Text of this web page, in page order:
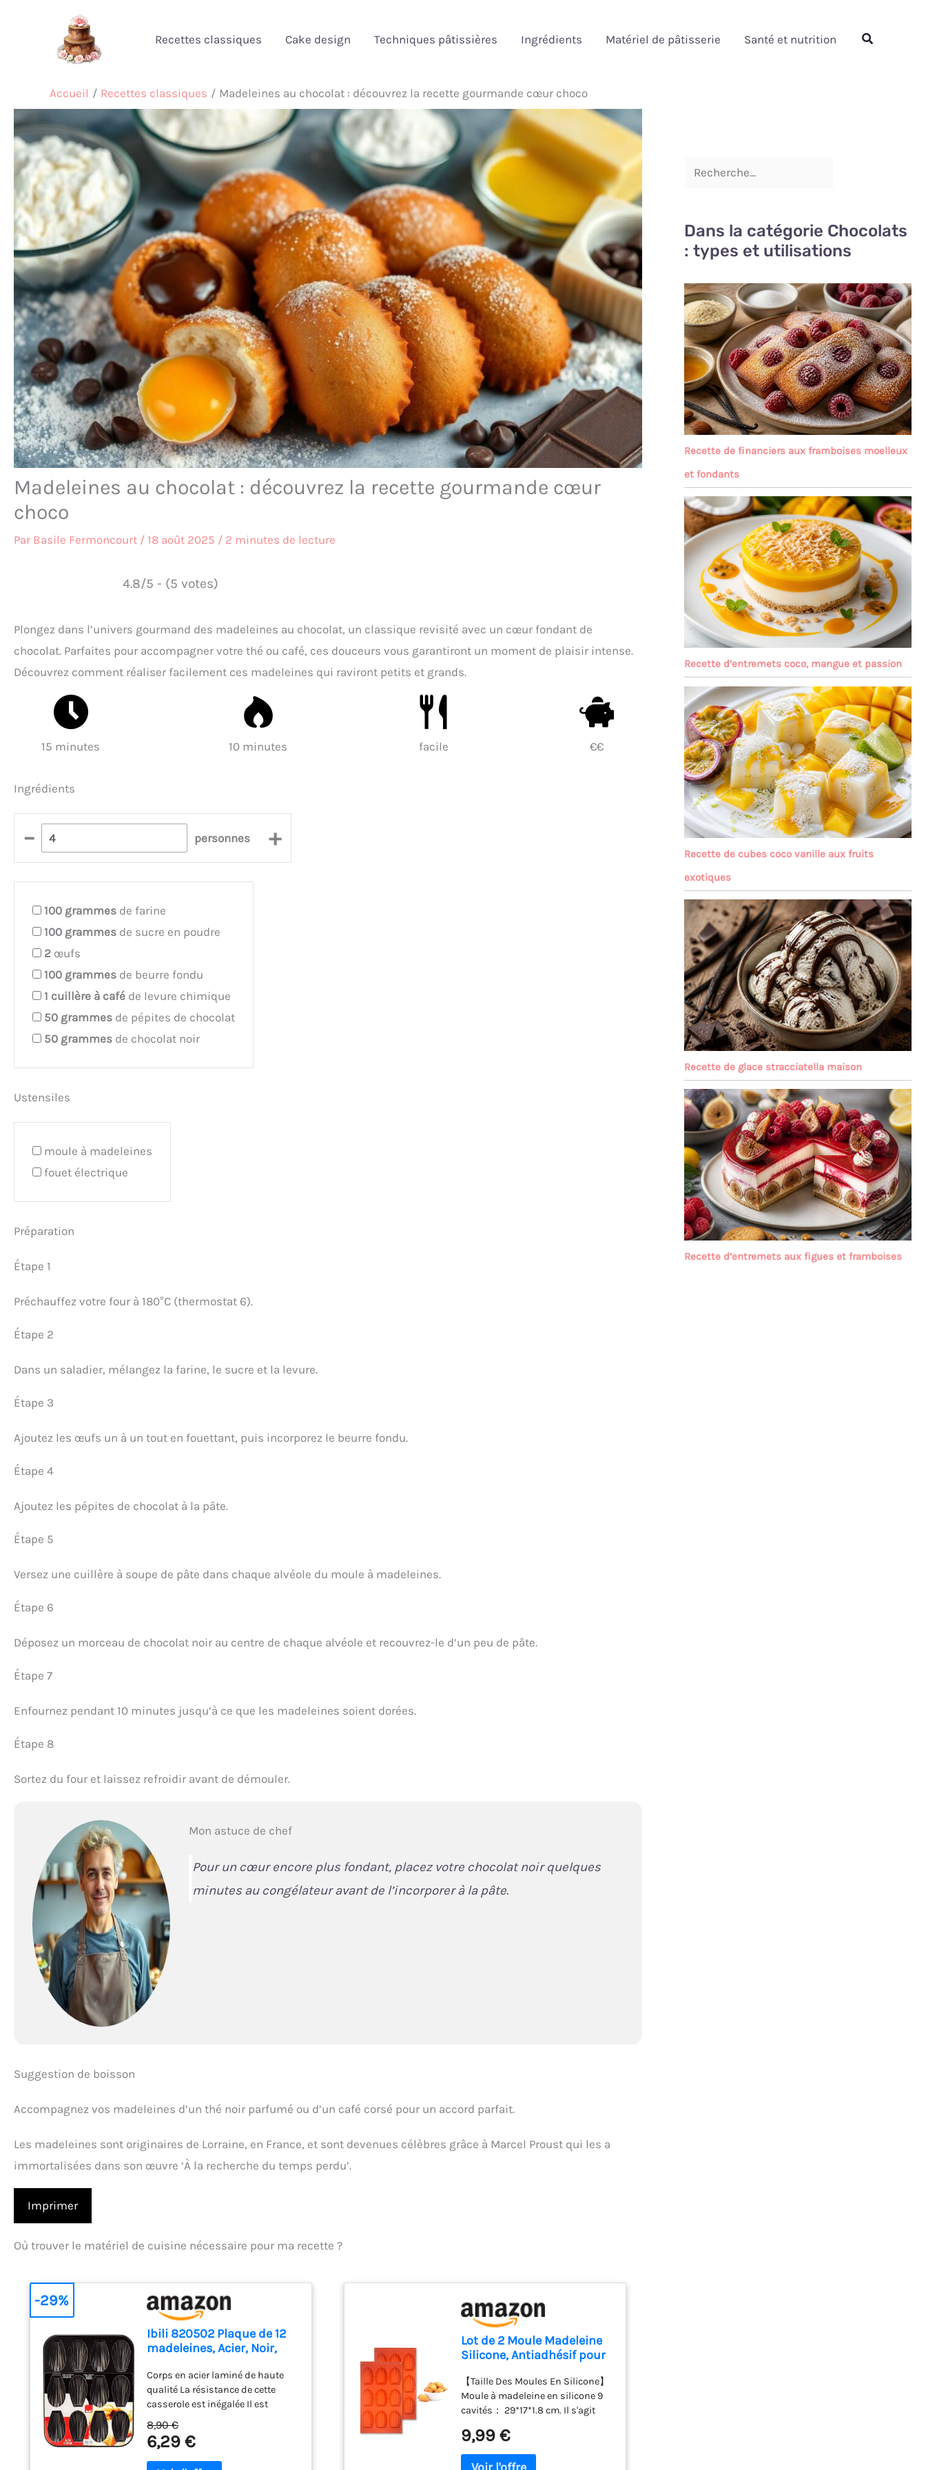
Recettes classiques Cake design Techniques pâtissières Ingrédients Matériel de pâtisserie Santé et nutrition Rechercher
Accueil Recettes classiques Madeleines au chocolat : découvrez la recette gourmande cœur choco
Madeleines au chocolat : découvrez la recette gourmande cœur
choco
Par Basile Fermoncourt / 18 août 2025 / 2 minutes de lecture
4.8/5 - (5 votes)
Plongez dans l’univers gourmand des madeleines au chocolat, un classique revisité avec un cœur fondant de
chocolat. Parfaites pour accompagner votre thé ou café, ces douceurs vous garantiront un moment de plaisir intense.
Découvrez comment réaliser facilement ces madeleines qui raviront petits et grands.
15 minutes 10 minutes facile €€
Ingrédients
– personnes +
100 grammes de farine
100 grammes de sucre en poudre
2 œufs
100 grammes de beurre fondu
1 cuillère à café de levure chimique
50 grammes de pépites de chocolat
50 grammes de chocolat noir
Ustensiles
moule à madeleines
fouet électrique
Préparation
Étape 1
Préchauffez votre four à 180°C (thermostat 6).
Étape 2
Dans un saladier, mélangez la farine, le sucre et la levure.
Étape 3
Ajoutez les œufs un à un tout en fouettant, puis incorporez le beurre fondu.
Étape 4
Ajoutez les pépites de chocolat à la pâte.
Étape 5
Versez une cuillère à soupe de pâte dans chaque alvéole du moule à madeleines.
Étape 6
Déposez un morceau de chocolat noir au centre de chaque alvéole et recouvrez-le d’un peu de pâte.
Étape 7
Enfournez pendant 10 minutes jusqu’à ce que les madeleines soient dorées.
Étape 8
Sortez du four et laissez refroidir avant de démouler.
Mon astuce de chef
Pour un cœur encore plus fondant, placez votre chocolat noir quelques
minutes au congélateur avant de l’incorporer à la pâte.
Suggestion de boisson
Accompagnez vos madeleines d’un thé noir parfumé ou d’un café corsé pour un accord parfait.
Les madeleines sont originaires de Lorraine, en France, et sont devenues célèbres grâce à Marcel Proust qui les a
immortalisées dans son œuvre ‘À la recherche du temps perdu’.
Imprimer
Où trouver le matériel de cuisine nécessaire pour ma recette ?
Ibili 820502 Plaque de 12
madeleines, Acier, Noir,
Corps en acier laminé de haute
qualité La résistance de cette
casserole est inégalée Il est
capable de résister à des
températures élevées sans se
déformer Excellentes qualités
antiadhésives Nettoyer cette
8,90 €
6,29 €
-29%
Lot de 2 Moule Madeleine
Silicone, Antiadhésif pour
【Taille Des Moules En Silicone】
Moule à madeleine en silicone 9
cavités： 29*17*1.8 cm. Il s'agit
Matériel】Les moule madeleine
sont en silicone de haute qualité.
9,99 €
Dans la catégorie Chocolats
: types et utilisations
Recette de financiers aux framboises moelleux
et fondants
Recette d’entremets coco, mangue et passion
Recette de cubes coco vanille aux fruits
exotiques
Recette de glace stracciatella maison
Recette d’entremets aux figues et framboises